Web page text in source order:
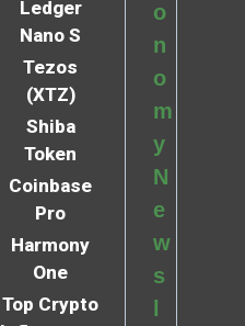
Ledger
Nano S
Tezos
(XTZ)
Shiba
Token
Coinbase
Pro
Harmony
One
Top Crypto
o
n
o
m
y
N
e
w
s